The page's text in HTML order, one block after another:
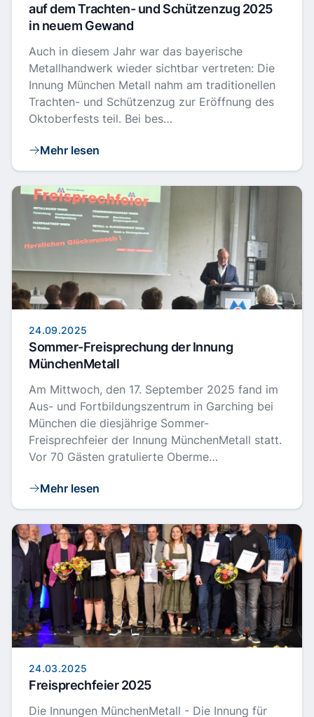
auf dem Trachten- und Schützenzug 2025
in neuem Gewand
Auch in diesem Jahr war das bayerische
Metallhandwerk wieder sichtbar vertreten: Die
Innung München Metall nahm am traditionellen
Trachten- und Schützenzug zur Eröffnung des
Oktoberfests teil. Bei bes…
Mehr lesen
24.09.2025
Sommer-Freisprechung der Innung
MünchenMetall
Am Mittwoch, den 17. September 2025 fand im
Aus- und Fortbildungszentrum in Garching bei
München die diesjährige Sommer-
Freisprechfeier der Innung MünchenMetall statt.
Vor 70 Gästen gratulierte Oberme…
Mehr lesen
24.03.2025
Freisprechfeier 2025
Die Innungen MünchenMetall - Die Innung für